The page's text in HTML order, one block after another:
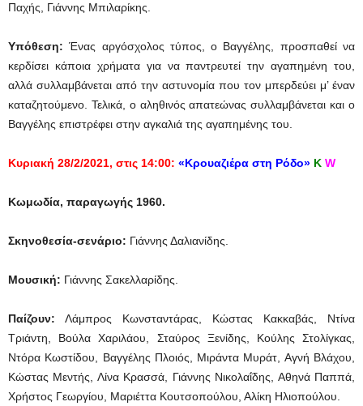
Παχής, Γιάννης Μπιλαρίκης.
Υπόθεση: Ένας αργόσχολος τύπος, ο Βαγγέλης, προσπαθεί να
κερδίσει κάποια χρήματα για να παντρευτεί την αγαπημένη του,
αλλά συλλαμβάνεται από την αστυνομία που τον μπερδεύει μ’ έναν
καταζητούμενο. Τελικά, ο αληθινός απατεώνας συλλαμβάνεται και ο
Βαγγέλης επιστρέφει στην αγκαλιά της αγαπημένης του.
Κυριακή 28/2/2021, στις 14:00: «Κρουαζιέρα στη Ρόδο» Κ W
Κωμωδία, παραγωγής 1960.
Σκηνοθεσία-σενάριο: Γιάννης Δαλιανίδης.
Μουσική: Γιάννης Σακελλαρίδης.
Παίζουν: Λάμπρος Κωνσταντάρας, Κώστας Κακκαβάς, Ντίνα
Τριάντη, Βούλα Χαριλάου, Σταύρος Ξενίδης, Κούλης Στολίγκας,
Ντόρα Κωστίδου, Βαγγέλης Πλοιός, Μιράντα Μυράτ, Αγνή Βλάχου,
Κώστας Μεντής, Λίνα Κρασσά, Γιάννης Νικολαΐδης, Αθηνά Παππά,
Χρήστος Γεωργίου, Μαριέττα Κουτσοπούλου, Αλίκη Ηλιοπούλου.